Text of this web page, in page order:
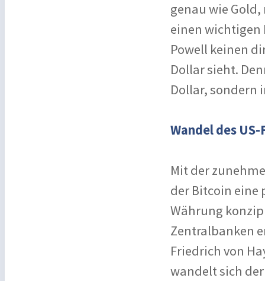
genau wie
einen wichtigen
Powell keinen
Dollar sieht.
Dollar, sondern
Wandel des
Mit der
der Bitcoin eine
Währung
Zentralbanken
Friedrich von
wandelt sich